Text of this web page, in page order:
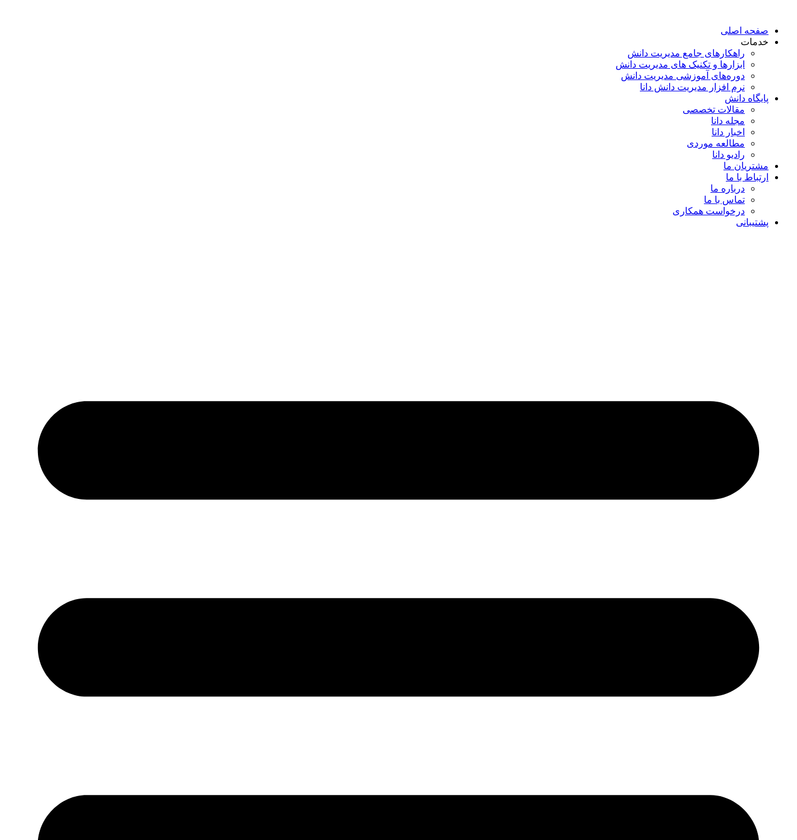
محتوا
صفحه اصلی
خدمات
راهکارهای جامع مدیریت دانش
ابزارها و تکنیک‌ های مدیریت دانش
دوره‌های آموزشی مدیریت دانش
نرم افزار مدیریت دانش دانا
پایگاه دانش
مقالات تخصصی
مجله دانا
اخبار دانا
مطالعه موردی
رادیو دانا
مشتریان ما
ارتباط با ما
درباره ما
تماس با ما
درخواست همکاری
پشتیبانی